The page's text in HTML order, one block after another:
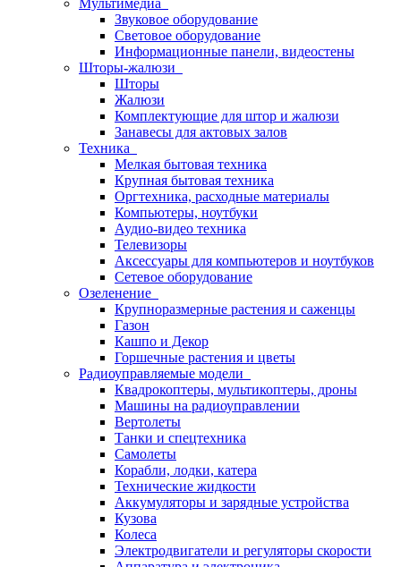
Мультимедиа
Звуковое оборудование
Световое оборудование
Информационные панели, видеостены
Шторы-жалюзи
Шторы
Жалюзи
Комплектующие для штор и жалюзи
Занавесы для актовых залов
Техника
Мелкая бытовая техника
Крупная бытовая техника
Оргтехника, расходные материалы
Компьютеры, ноутбуки
Аудио-видео техника
Телевизоры
Аксессуары для компьютеров и ноутбуков
Сетевое оборудование
Озеленение
Крупноразмерные растения и саженцы
Газон
Кашпо и Декор
Горшечные растения и цветы
Радиоуправляемые модели
Квадрокоптеры, мультикоптеры, дроны
Машины на радиоуправлении
Вертолеты
Танки и спецтехника
Самолеты
Корабли, лодки, катера
Технические жидкости
Аккумуляторы и зарядные устройства
Кузова
Колеса
Электродвигатели и регуляторы скорости